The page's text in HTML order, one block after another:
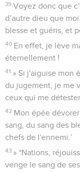
39 Voyez donc que
d’autre dieu que
blesse et guéris, et
40 En effet, je lève
éternellement !
41 » Si j'aiguise mon
du jugement, je me
ceux qui me
42 Mon épée
sang, du sang des
chefs de l'ennemi.’
43 » *Nations,
venge le sang de